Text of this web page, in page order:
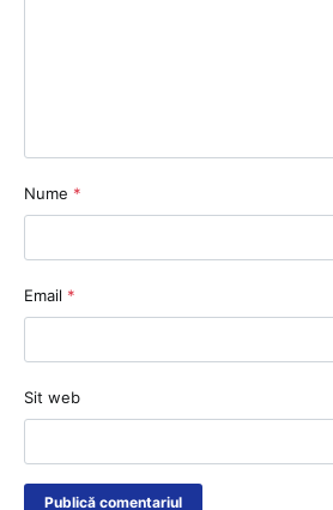
Nume *
Email *
Sit web